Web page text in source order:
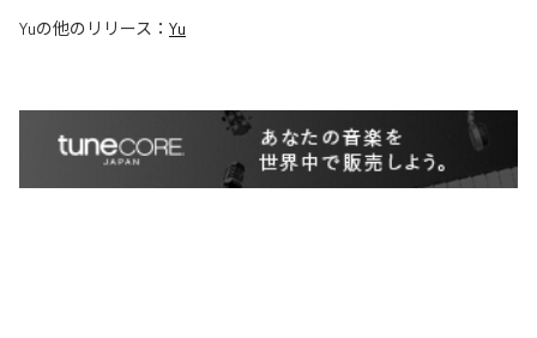
Yuの他のリリース： Yu